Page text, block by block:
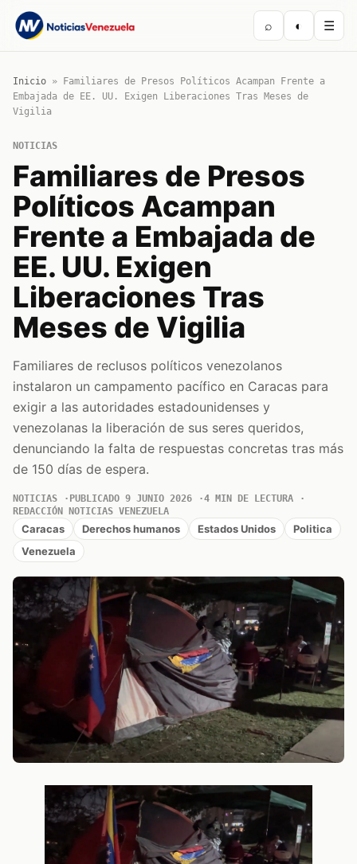
⌕ ◐ ☰
Inicio »
Familiares de Presos Políticos Acampan Frente a
Embajada de EE. UU. Exigen Liberaciones Tras Meses de
Vigilia
NOTICIAS
Familiares de Presos
Políticos Acampan
Frente a Embajada de
EE. UU. Exigen
Liberaciones Tras
Meses de Vigilia
Familiares de reclusos políticos venezolanos
instalaron un campamento pacífico en Caracas para
exigir a las autoridades estadounidenses y
venezolanas la liberación de sus seres queridos,
denunciando la falta de respuestas concretas tras más
de 150 días de espera.
NOTICIAS PUBLICADO 9 JUNIO 2026
4 MIN DE LECTURA
REDACCIÓN NOTICIAS VENEZUELA
Caracas Derechos humanos Estados Unidos
Politica
Venezuela